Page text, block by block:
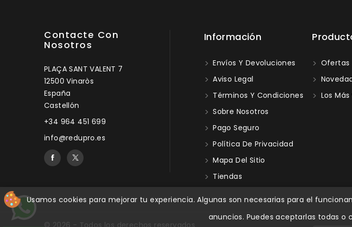
Contacte Con
Nosotros
PLAÇA SANT VALENT 7
12500 Vinaròs
España
Castellón
+34 964 451 699
info@redupro.es
Información
Envíos Y Devoluciones
Aviso Legal
Términos Y Condiciones
Sobre Nosotros
Pago Seguro
Política De Privacidad
Mapa Del Sitio
Tiendas
Ofertas
Los
Usamos cookies para mejorar tu experiencia. Algunas son necesarias para el
anuncios. Puedes aceptarlas todas o
© 2026 - Todos los derechos reservados